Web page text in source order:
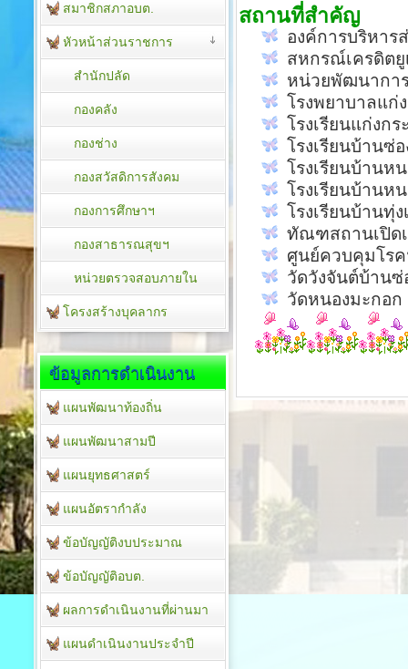
สถานที่สำคัญ
องค์การบริหาร
สหกรณ์เครดิตยู
หน่วยพัฒนากา
โรงพยาบาลแก่
โรงเรียนแก่งก
โรงเรียนบ้านซ่อ
โรงเรียนบ้านห
โรงเรียนบ้านห
โรงเรียนบ้านทุ่
ทัณฑสถานเปิด
ศูนย์ควบคุมโร
วัดวังจันต์บ้านซ่
วัดหนองมะกอก
สมาชิกสภาอบต.
หัวหน้าส่วนราชการ
สำนักปลัด
กองคลัง
กองช่าง
กองสวัสดิการสังคม
กองการศึกษาฯ
กองสาธารณสุขฯ
หน่วยตรวจสอบภายใน
โครงสร้างบุคลากร
ข้อมูลการดำเนินงาน
แผนพัฒนาท้องถิ่น
แผนพัฒนาสามปี
แผนยุทธศาสตร์
แผนอัตรากำลัง
ข้อบัญญัติงบประมาณ
ข้อบัญญัติอบต.
ผลการดำเนินงานที่ผ่านมา
แผนดำเนินงานประจำปี